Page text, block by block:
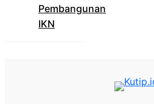
Pembangunan
IKN